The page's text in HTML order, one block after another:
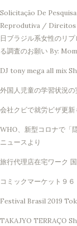
Solicitação De
Reprodutiva / Direitos
日ブラジル系女性のリ
る調査のお願い By:
DJ tony mega all mix
外国人児童の学習状況
会社クビで就労ビザ更
WHO、新型コロナで「
ニュースより
旅行代理店在宅ワーク
コミックマーケット９
Festival Brasil 2019
TAKAJYO TERRAÇO